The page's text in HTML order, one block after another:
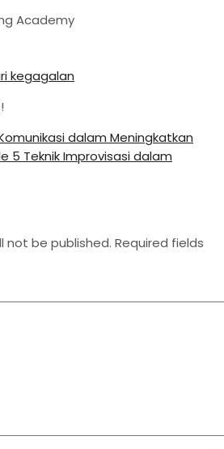
Academy
kegagalan
dalam Meningkatkan
5 Teknik Improvisasi dalam
not be published. Required fields